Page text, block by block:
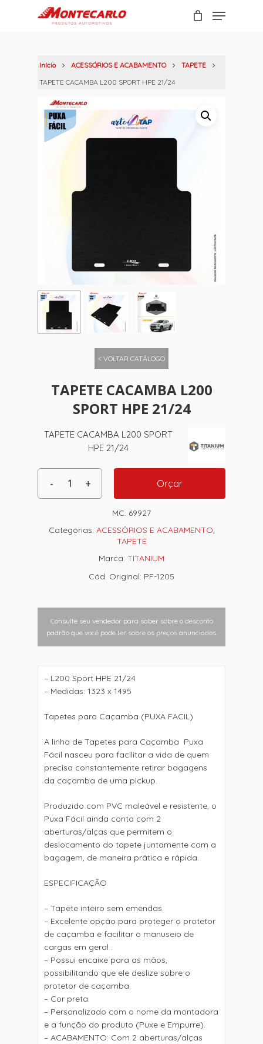
Menu
Carrinho
Início ACESSÓRIOS E ACABAMENTO
TAPETE
TAPETE CACAMBA L200 SPORT HPE 21/24
< VOLTAR CATÁLOGO
TAPETE CACAMBA L200
SPORT HPE 21/24
TAPETE CACAMBA L200 SPORT
HPE 21/24
Orçar
MC: 69927
Categorias: ACESSÓRIOS E ACABAMENTO,
TAPETE
Marca: TITANIUM
Cód. Original: PF-1205
Consulte seu vendedor para saber sobre o desconto
padrão que você pode ter sobre os preços anunciados.
– L200 Sport HPE 21/24
– Medidas: 1323 x 1495
Tapetes para Caçamba (PUXA FACIL)
A linha de Tapetes para Caçamba  Puxa
Fácil nasceu para facilitar a vida de quem
precisa constantemente retirar bagagens
da caçamba de uma pickup.
Produzido com PVC maleável e resistente, o
Puxa Fácil ainda conta com 2
aberturas/alças que permitem o
deslocamento do tapete juntamente com a
bagagem, de maneira prática e rápida.
ESPECIFICAÇÃO
– Tapete inteiro sem emendas.
– Excelente opção para proteger o protetor
de caçamba e facilitar o manuseio de
cargas em geral .
– Possui encaixe para as mãos,
possibilitando que ele deslize sobre o
protetor de caçamba.
– Cor preta.
– Personalizado com o nome da montadora
e a função do produto (Puxe e Empurre).
– ACABAMENTO: Com 2 aberturas/alças